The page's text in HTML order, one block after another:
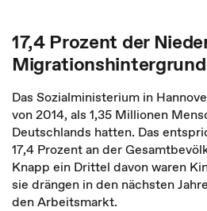
17,4 Prozent der
Migrationshintergrund
Das Sozialministerium in
von 2014, als 1,35 Millionen
Deutschlands hatten. Das
17,4 Prozent an der
Knapp ein Drittel davon waren
sie drängen in den nächsten
den Arbeitsmarkt.